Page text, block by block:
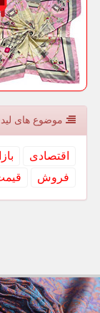
موضوع های
اقتصادی
فروش